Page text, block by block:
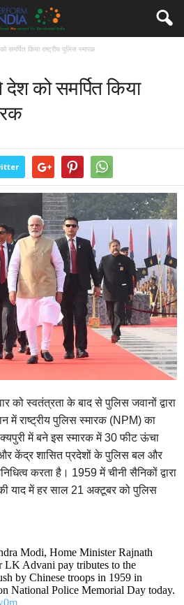
समर्पित किया राष्ट्रीय पुलिस स्मारक
देश को समर्पित किया
को स्वतंत्रता के बाद से पुलिस जवानों द्वारा
में राष्ट्रीय पुलिस स्मारक (NPM) का
में बने इस स्मारक में 30 फीट ऊंचा
और केंद्र शासित प्रदेशों के पुलिस बल और
करता है। 1959 में चीनी सैनिकों द्वारा
याद में हर साल 21 अक्टूबर को पुलिस
Modi, Home Minister Rajnath
LK Advani pay tributes to the
by Chinese troops in 1959 in
National Police Memorial Day today.